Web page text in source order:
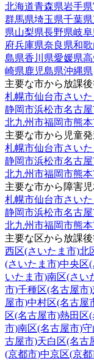
北海道青森県岩手県
群馬県埼玉県千葉県
県山梨県長野県岐
府兵庫県奈良県和
島県香川県愛媛県
崎県鹿児島県沖縄県
主要な市から放課
札幌市仙台市さい
静岡市浜松市名古
北九州市福岡市熊
主要な市から児童
札幌市仙台市さい
静岡市浜松市名古
北九州市福岡市熊
主要な市から障害
札幌市仙台市さい
静岡市浜松市名古
北九州市福岡市熊
主要な区から放課
西区(さいたま市)北
(さいたま市)中央区
いたま市)南区(さい
市)千種区(名古屋市)
屋市)中村区(名古屋
区(名古屋市)熱田区
市)南区(名古屋市)守
古屋市)天白区(名古
(京都市)中京区(京都